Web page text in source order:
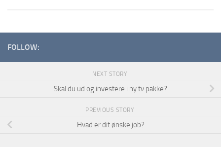
FOLLOW:
NEXT STORY
Skal du ud og investere i ny tv pakke?
PREVIOUS STORY
Hvad er dit ønske job?